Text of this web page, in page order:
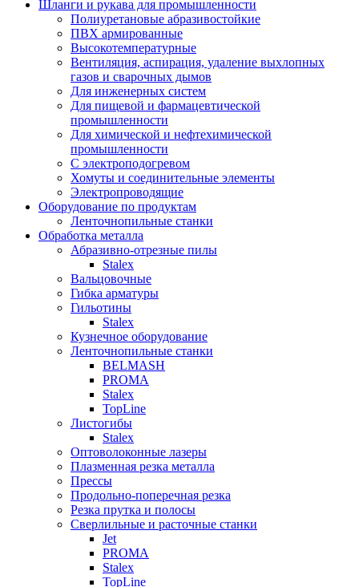
Шланги и рукава для промышленности
Полиуретановые абразивостойкие
ПВХ армированные
Высокотемпературные
Вентиляция, аспирация, удаление выхлопных
газов и сварочных дымов
Для инженерных систем
Для пищевой и фармацевтической
промышленности
Для химической и нефтехимической
промышленности
С электроподогревом
Хомуты и соединительные элементы
Электропроводящие
Оборудование по продуктам
Ленточнопильные станки
Обработка металла
Абразивно-отрезные пилы
Stalex
Вальцовочные
Гибка арматуры
Гильотины
Stalex
Кузнечное оборудование
Ленточнопильные станки
BELMASH
PROMA
Stalex
TopLine
Листогибы
Stalex
Оптоволоконные лазеры
Плазменная резка металла
Прессы
Продольно-поперечная резка
Резка прутка и полосы
Сверлильные и расточные станки
Jet
PROMA
Stalex
TopLine